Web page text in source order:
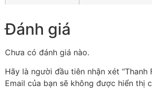
Đánh giá
Chưa có đánh giá nào.
Hãy là người đầu tiên nhận xét “Thanh
Email của bạn sẽ không được hiển thị